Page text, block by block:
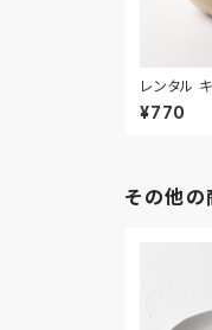
レンタル
W027
¥770
その他の